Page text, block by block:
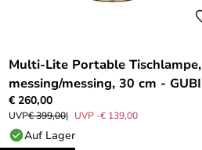
Multi-Lite Portable Tischlampe,
messing/messing, 30 cm - GUBI
€ 260,00
UVP€ 399,00 UVP -€ 139,00
Auf Lager